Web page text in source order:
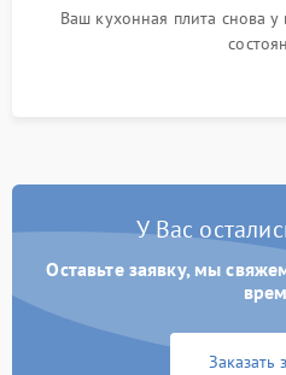
Ваш кухонная плита снова
У Вас
Оставьте заявку, мы
Заказать